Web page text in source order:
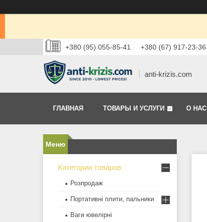
+380 (95) 055-85-41 +380 (67) 917-23-36
anti-krizis.com
ГЛАВНАЯ ТОВАРЫ И УСЛУГИ О НАС
Категории товаров
Розпродаж
Портативні плити, пальники
Ваги ювелірні